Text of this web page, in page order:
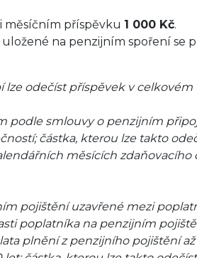
měsíčním příspěvku 1 000 Kč.
na penzijním spoření se
lze odečíst příspěvek v
podle smlouvy o penzijním
částka, kterou lze takto
měsících zdaňovacího
pojištění uzavřené mezi
poplatníka na penzijním
plnění z penzijního pojištění